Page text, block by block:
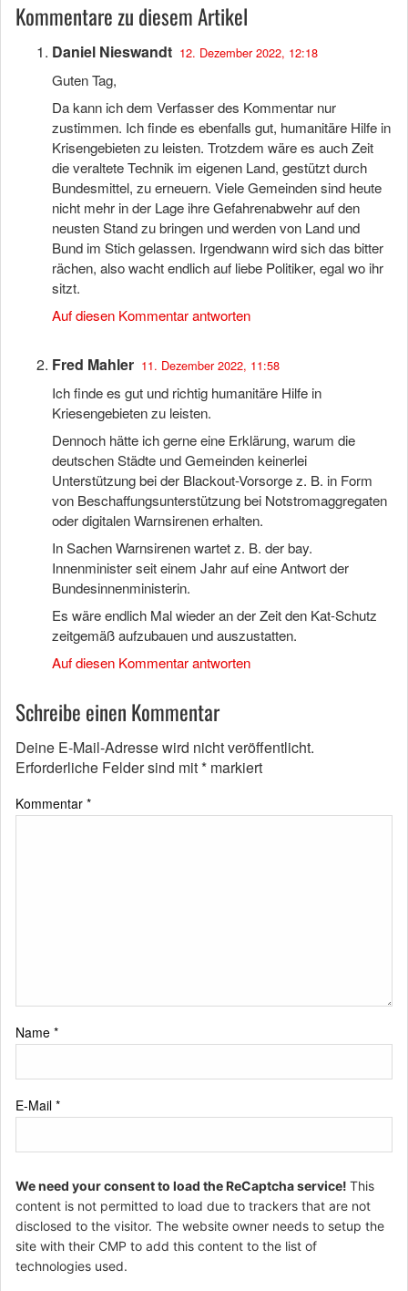
Kommentare zu diesem Artikel
Daniel Nieswandt 12. Dezember 2022, 12:18
Guten Tag,
Da kann ich dem Verfasser des Kommentar nur
zustimmen. Ich finde es ebenfalls gut, humanitäre Hilfe in
Krisengebieten zu leisten. Trotzdem wäre es auch Zeit
die veraltete Technik im eigenen Land, gestützt durch
Bundesmittel, zu erneuern. Viele Gemeinden sind heute
nicht mehr in der Lage ihre Gefahrenabwehr auf den
neusten Stand zu bringen und werden von Land und
Bund im Stich gelassen. Irgendwann wird sich das bitter
rächen, also wacht endlich auf liebe Politiker, egal wo ihr
sitzt.
Auf diesen Kommentar antworten
Fred Mahler 11. Dezember 2022, 11:58
Ich finde es gut und richtig humanitäre Hilfe in
Kriesengebieten zu leisten.
Dennoch hätte ich gerne eine Erklärung, warum die
deutschen Städte und Gemeinden keinerlei
Unterstützung bei der Blackout-Vorsorge z. B. in Form
von Beschaffungsunterstützung bei Notstromaggregaten
oder digitalen Warnsirenen erhalten.
In Sachen Warnsirenen wartet z. B. der bay.
Innenminister seit einem Jahr auf eine Antwort der
Bundesinnenministerin.
Es wäre endlich Mal wieder an der Zeit den Kat-Schutz
zeitgemäß aufzubauen und auszustatten.
Auf diesen Kommentar antworten
Schreibe einen Kommentar
Deine E-Mail-Adresse wird nicht veröffentlicht.
Erforderliche Felder sind mit* markiert
Kommentar *
Name *
E-Mail *
We need your consent to load the ReCaptcha service! This
content is not permitted to load due to trackers that are not
disclosed to the visitor. The website owner needs to setup the
site with their CMP to add this content to the list of
technologies used.